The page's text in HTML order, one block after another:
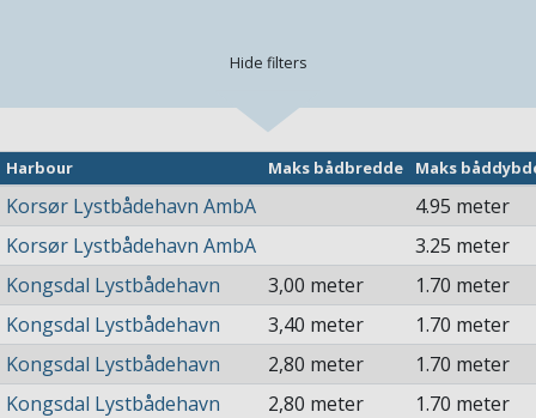
Hide filters
Harbour Maks bådbredde Maks
Korsør Lystbådehavn AmbA
4.95 meter
Korsør Lystbådehavn AmbA
3.25 meter
Kongsdal Lystbådehavn
3,00 meter
1.70 meter
Kongsdal Lystbådehavn
3,40 meter
1.70 meter
Kongsdal Lystbådehavn
2,80 meter
1.70 meter
Kongsdal Lystbådehavn
2,80 meter
1.70 meter